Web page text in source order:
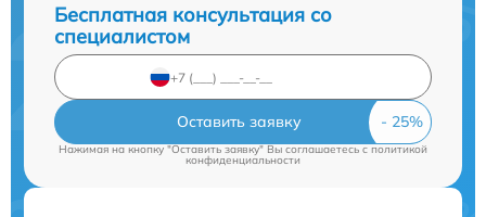
Бесплатная консультация со
специалистом
Оставить заявку
Нажимая на кнопку "Оставить заявку" Вы соглашаетесь cполитикой
конфиденциальности